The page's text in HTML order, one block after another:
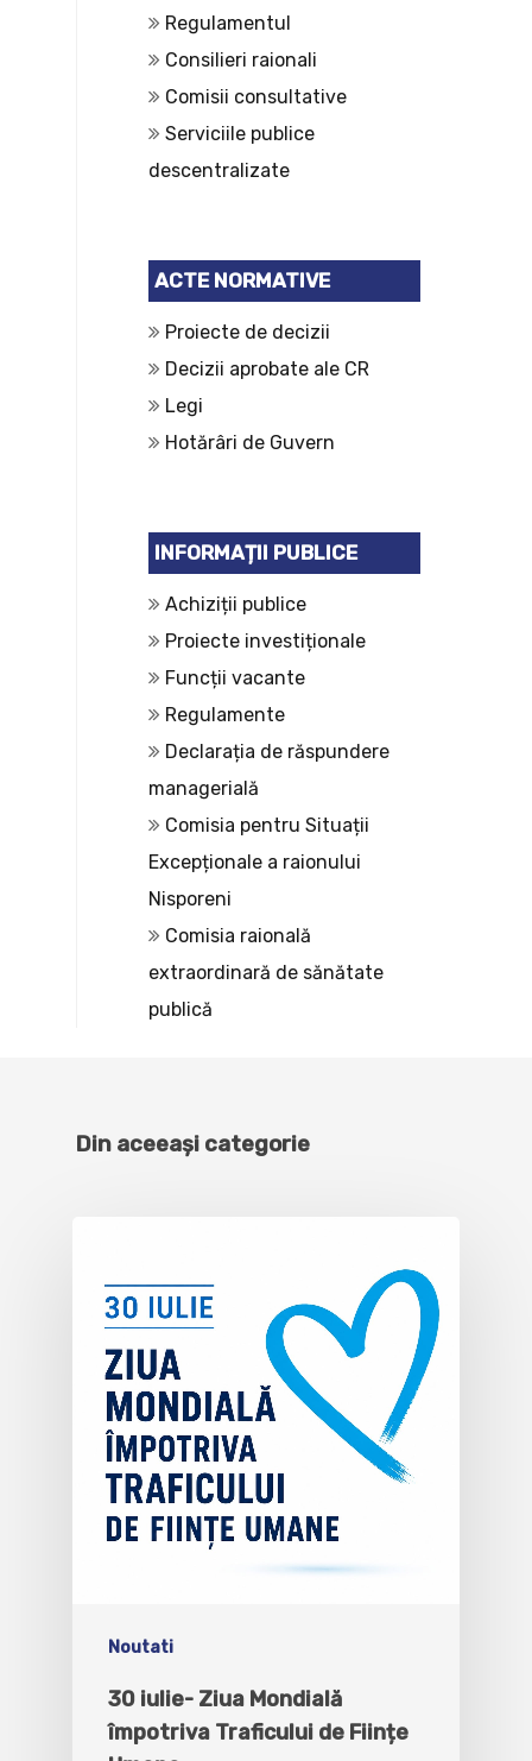
Regulamentul
Consilieri raionali
Comisii consultative
Serviciile publice
descentralizate
ACTE NORMATIVE
Proiecte de decizii
Decizii aprobate ale CR
Legi
Hotărâri de Guvern
INFORMAȚII PUBLICE
Achiziții publice
Proiecte investiționale
Funcții vacante
Regulamente
Declarația de răspundere
managerială
Comisia pentru Situații
Excepționale a raionului
Nisporeni
Comisia raională
extraordinară de sănătate
publică
Din aceeași categorie
Noutati
30 iulie- Ziua Mondială
împotriva Traficului de Ființe